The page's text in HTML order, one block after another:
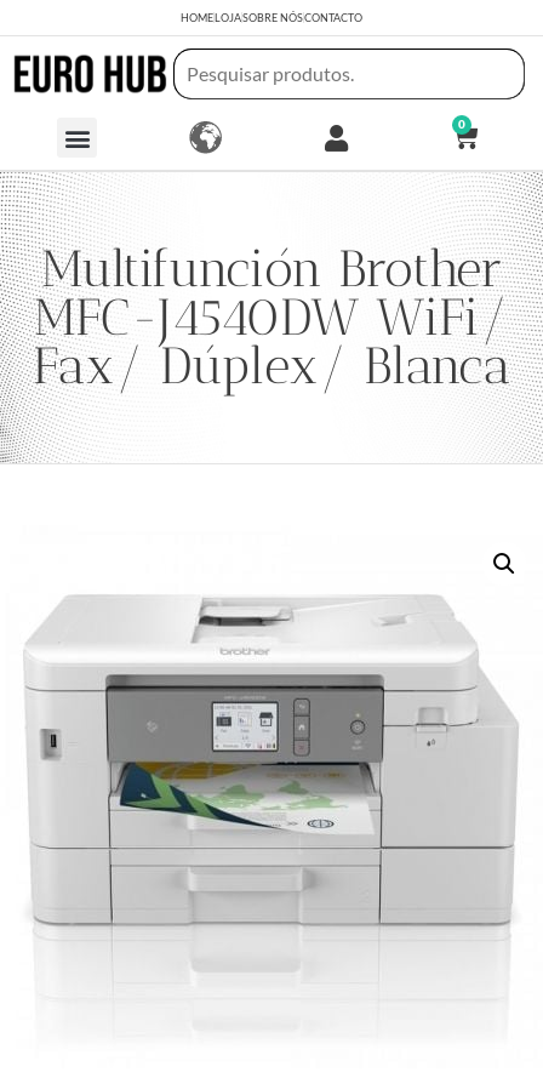
HOMELOJASOBRE NÓSCONTACTO
0
Multifunción Brother
MFC-J4540DW WiFi/
Fax/ Dúplex/ Blanca